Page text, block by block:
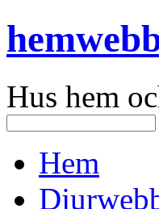
Hus hem
Hem